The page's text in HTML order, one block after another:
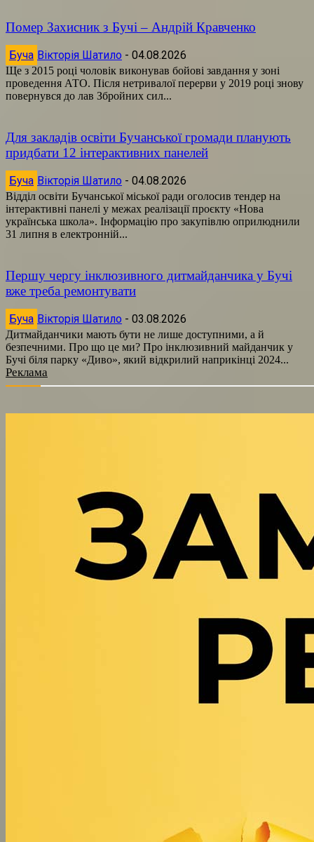
Помер Захисник з Бучі – Андрій Кравченко
Буча Вікторія Шатило - 04.08.2026
Ще з 2015 році чоловік виконував бойові завдання у зоні
проведення АТО. Після нетривалої перерви у 2019 році знову
повернувся до лав Збройних сил...
Для закладів освіти Бучанської громади планують
придбати 12 інтерактивних панелей
Буча Вікторія Шатило - 04.08.2026
Відділ освіти Бучанської міської ради оголосив тендер на
інтерактивні панелі у межах реалізації проєкту «Нова
українська школа». Інформацію про закупівлю оприлюднили
31 липня в електронній...
Першу чергу інклюзивного дитмайданчика у Бучі
вже треба ремонтувати
Буча Вікторія Шатило - 03.08.2026
Дитмайданчики мають бути не лише доступними, а й
безпечними. Про що це ми? Про інклюзивний майданчик у
Бучі біля парку «Диво», який відкрилий наприкінці 2024...
Реклама